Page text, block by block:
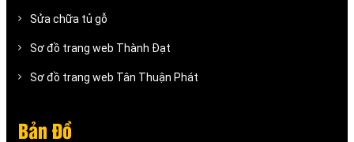
Sửa chữa tủ gỗ
Sơ đồ trang web Thành Đạt
Sơ đồ trang web Tân Thuận Phát
Bản Đồ